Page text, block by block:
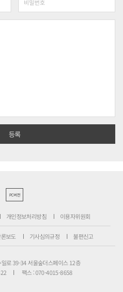
PC버전
개인정보처리방침 이용자위원회
론보도 기사심의규정 불편신고
로 39-34 서울숲더스페이스 12층
팩스 : 070-4015-8658